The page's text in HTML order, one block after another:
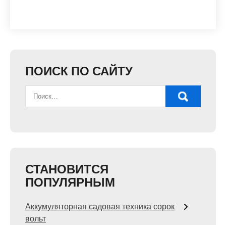
ПОИСК ПО САЙТУ
СТАНОВИТСЯ
ПОПУЛЯРНЫМ
Аккумуляторная садовая техника сорок
вольт